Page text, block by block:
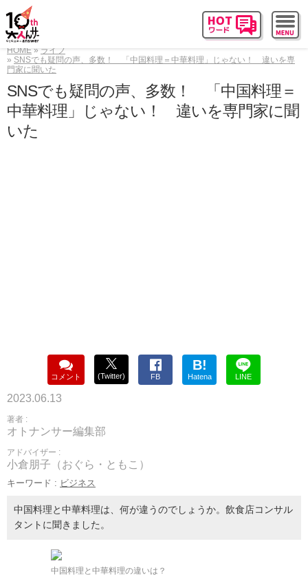
HOME
ライフ
SNSでも疑問の声、多数！ 「中国料理＝中華料理」じゃない！ 違いを専
門家に聞いた
SNSでも疑問の声、多数！ 「中国料理＝
中華料理」じゃない！ 違いを専門家に聞
いた
コメント (Twitter) FB
B!
Hatena LINE
2023.06.13
著者 :
オトナンサー編集部
アドバイザー :
小倉朋子（おぐら・ともこ）
キーワード : ビジネス
中国料理と中華料理は、何が違うのでしょうか。飲食店コンサル
タントに聞きました。
中国料理と中華料理の違いは？